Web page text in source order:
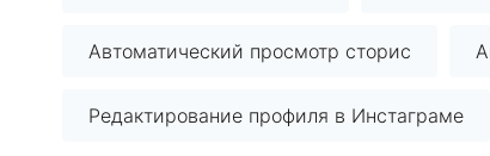
Автоматический просмотр сторис
Редактирование профиля в Инстаграме